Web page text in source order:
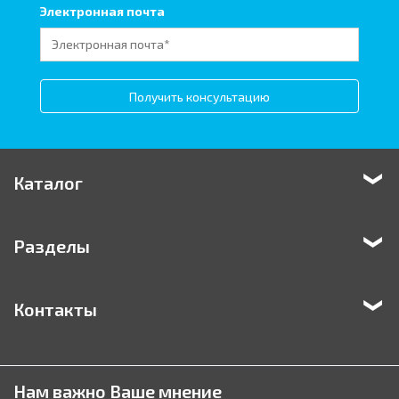
Электронная почта
Получить консультацию
Каталог
Разделы
Контакты
Нам важно Ваше мнение